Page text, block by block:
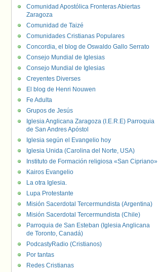
Comunidad Apostólica Fronteras Abiertas
Zaragoza
Comunidad de Taizé
Comunidades Cristianas Populares
Concordia, el blog de Oswaldo Gallo Serrato
Consejo Mundial de Iglesias
Consejo Mundial de Iglesias
Creyentes Diverses
El blog de Henri Nouwen
Fe Adulta
Grupos de Jesús
Iglesia Anglicana Zaragoza (I.E.R.E) Parroquia
de San Andres Apóstol
Iglesia según el Evangelio hoy
Iglesia Unida (Carolina del Norte, USA)
Instituto de Formación religiosa «San Cipriano»
Kairos Evangelio
La otra Iglesia.
Lupa Protestante
Misión Sacerdotal Tercermundista (Argentina)
Misión Sacerdotal Tercermundista (Chile)
Parroquia de San Esteban (Iglesia Anglicana
de Toronto, Canadá)
PodcastyRadio (Cristianos)
Por tantas
Redes Cristianas